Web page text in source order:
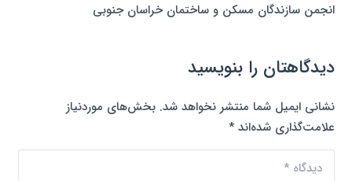
انجمن سازندگان مسکن و ساختمان خراسان جنوبی
دیدگاهتان را بنویسید
نشانی ایمیل شما منتشر نخواهد شد. بخش‌های موردنیاز
علامت‌گذاری شده‌اند*